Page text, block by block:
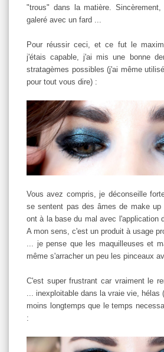
"trous" dans la matière.
galeré avec un fard ...
Pour réussir ceci, et ce fut le
j'étais capable, j'ai mis une bonne
stratagèmes possibles (j'ai même
pour tout vous dire) :
Vous avez compris, je déconseille
se sentent pas des âmes de make
ont à la base du mal avec l'application
A mon sens, c'est un produit à usage
... je pense que les maquilleuses et
même s'arracher un peu les pinceaux
C'est super frustrant car vraiment le
... inexploitable dans la vraie vie,
moins longtemps que le temps
: